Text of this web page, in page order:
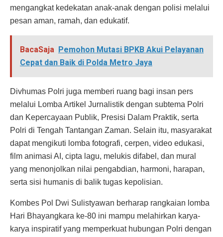
mengangkat kedekatan anak-anak dengan polisi melalui
pesan aman, ramah, dan edukatif.
BacaSaja Pemohon Mutasi BPKB Akui Pelayanan
Cepat dan Baik di Polda Metro Jaya
Divhumas Polri juga memberi ruang bagi insan pers
melalui Lomba Artikel Jurnalistik dengan subtema Polri
dan Kepercayaan Publik, Presisi Dalam Praktik, serta
Polri di Tengah Tantangan Zaman. Selain itu, masyarakat
dapat mengikuti lomba fotografi, cerpen, video edukasi,
film animasi AI, cipta lagu, melukis difabel, dan mural
yang menonjolkan nilai pengabdian, harmoni, harapan,
serta sisi humanis di balik tugas kepolisian.
Kombes Pol Dwi Sulistyawan berharap rangkaian lomba
Hari Bhayangkara ke-80 ini mampu melahirkan karya-
karya inspiratif yang memperkuat hubungan Polri dengan